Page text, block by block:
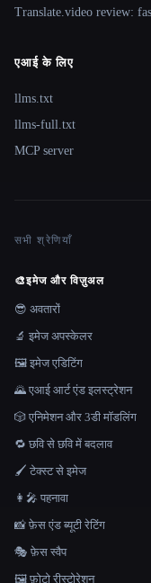
Translate.video review:
एआई के लिए
llms.txt
llms-full.txt
MCP server
सभी श्रेणियाँ
🎨इमेज और विज़ुअल
😎 अवतारों
🔬 इमेज अपस्केलर
🖼️ इमेज एडिटिंग
🌄 एआई आर्ट एंड इलस्ट्रेशन
🎲 एनिमेशन और 3डी मॉडलिंग
🔁 छवि से छवि में बदलाव
🖌️ टेक्स्ट से इमेज
👩‍🎤 पहनावा
📸 फ़ेस एंड ब्यूटी रेटिंग
🎭 फ़ेस स्वैप
🖼️ फ़ोटो रीस्टोरेशन